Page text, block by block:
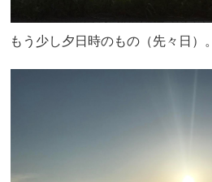
もう少し夕日時のもの（先々日）。